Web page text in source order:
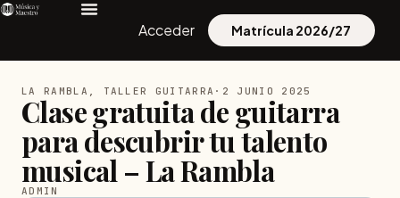
Acceder Matrícula 2026/27
LA RAMBLA , TALLER GUITARRA · 2 JUNIO 2025
Clase gratuita de guitarra
para descubrir tu talento
musical – La Rambla
ADMIN